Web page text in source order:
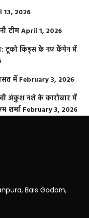
13, 2026
टीमApril 1, 2026
टूको किड्स के नए कैंपेन में
में February 3, 2026
अंकुश नशे के कारोबार में
शर्मा February 3, 2026
Bais Godam,